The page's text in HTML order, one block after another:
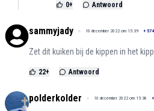
0+ Antwoord
sammyjady 10 december 2022 om 15:39 +
Zet dit kuiken bij de kippen in het
22+ Antwoord
polderkolder 10 december 2022 om 15:38 +